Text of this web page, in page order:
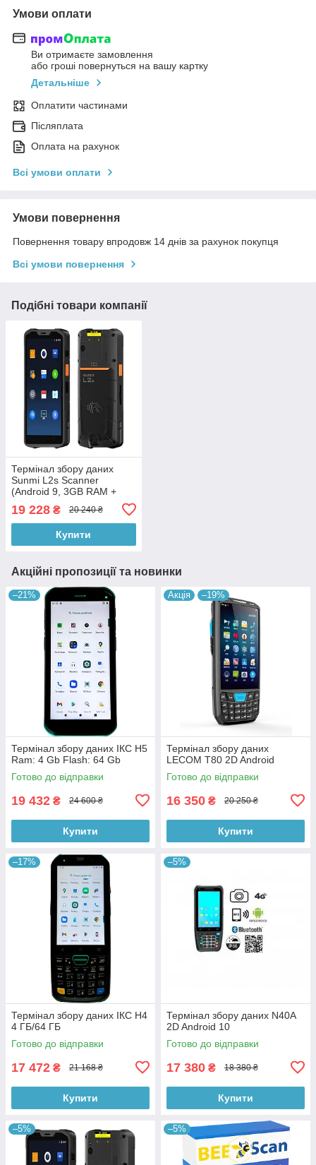
Умови оплати
Ви отримаєте замовлення
або гроші повернуться на вашу картку
Детальніше
Оплатити частинами
Післяплата
Оплата на рахунок
Всі умови оплати
Умови повернення
Повернення товару впродовж 14 днів за рахунок покупця
Всі умови повернення
Подібні товари компанії
Термінал збору даних
Sunmi L2s Scanner
(Android 9, 3GB RAM +
19 228 ₴ 20 240 ₴
Купити
Акційні пропозиції та новинки
–21%
Термінал збору даних ІКС H5
Ram: 4 Gb Flash: 64 Gb
Готово до відправки
19 432 ₴ 24 600 ₴
Купити
Акція –19%
Термінал збору даних
LECOM T80 2D Android
Готово до відправки
16 350 ₴ 20 250 ₴
Купити
–17%
Термінал збору даних ІКС H4
4 ГБ/64 ГБ
Готово до відправки
17 472 ₴ 21 168 ₴
Купити
–5%
Термінал збору даних N40А
2D Android 10
Готово до відправки
17 380 ₴ 18 380 ₴
Купити
–5% –5%